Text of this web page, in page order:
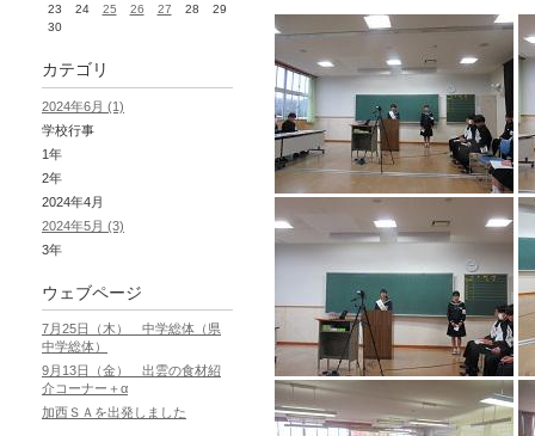
23
24 25 26 27 28
29
30
カテゴリ
2024年6月 (1)
学校行事
1年
2年
2024年4月
2024年5月 (3)
3年
ウェブページ
7月25日（木） 中学総体（県
中学総体）
9月13日（金） 出雲の食材紹
介コーナー＋α
加西ＳＡを出発しました